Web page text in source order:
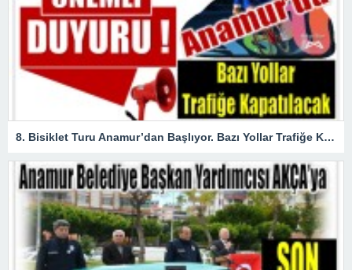
8. Bisiklet Turu Anamur’dan Başlıyor. Bazı Yollar Trafiğe Kapatılacak